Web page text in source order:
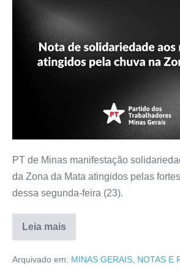
PT de Minas manifestação
da Zona da Mata atingidos pelas
dessa segunda-feira (23).
Leia mais
Arquivado em: MINAS GERAIS NOTAS E